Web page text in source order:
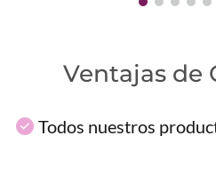
Ventajas de
Todos nuestros